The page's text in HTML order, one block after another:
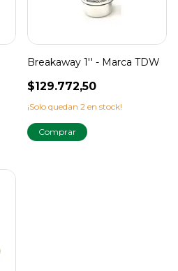
Breakaway 1'' - Marca TDW
$129.772,50
¡Solo quedan 2 en stock!